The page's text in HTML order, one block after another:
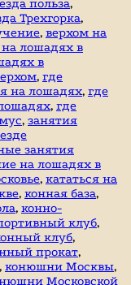
польза,
Трехгорка,
, верхом на
лошадях в
в
, где
на лошадях, где
, где
, занятия
занятия
на лошадях в
, кататься на
, конная база,
, конно-
клуб,
клуб,
прокат,
, конюшни Москвы,
Московской